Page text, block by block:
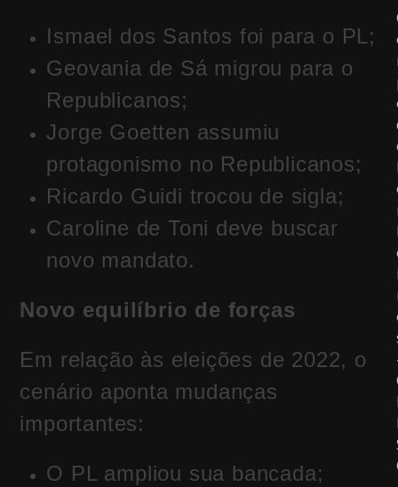
Ismael dos Santos foi para o PL;
Geovania de Sá migrou para o
Republicanos;
Jorge Goetten assumiu
protagonismo no Republicanos;
Ricardo Guidi trocou de sigla;
Caroline de Toni deve buscar
novo mandato.
Novo equilíbrio de forças
Em relação às eleições de 2022, o
cenário aponta mudanças
importantes:
O PL ampliou sua bancada;